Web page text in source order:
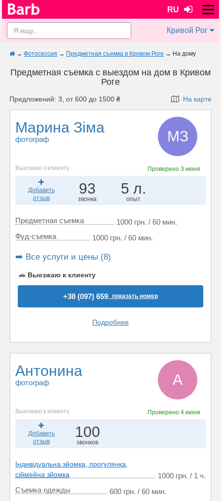
RU
Кривой Рог
→ Фотосессия → Предметная съемка в Кривом Роге → На дому
Предметная съемка с выездом на дом в Кривом
Роге
Предложений: 3, от 600 до 1500 ₴ На карте
Марина Зіма
фотограф МЗ
Выезжаю к клиенту Проверено3 июня
Добавить
отзыв
93
звонка
5 л.
опыт
Предметная съемка
1000 грн. / 60 мин.
Фуд-съемка
1000 грн. / 60 мин.
➡️ Все услуги и цены (8)
🚗 Выезжаю к клиенту
+38 (097) 659..показать номер
Подробнее
Антонина
фотограф А
Выезжаю к клиенту Проверено4 июня
Добавить
отзыв
100
звонков
Індивідуальна зйомка, прогулянка,
сіймейна зйомка
1000 грн. / 1 ч.
Съемка одежды
600 грн. / 60 мин.